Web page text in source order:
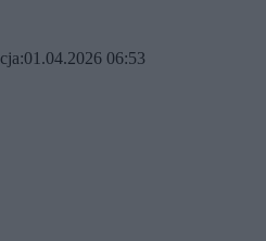
01.04.2026 06:53